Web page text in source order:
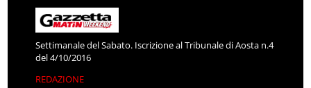
Settimanale del Sabato. Iscrizione al Tribunale di Aosta n.4
del 4/10/2016
REDAZIONE